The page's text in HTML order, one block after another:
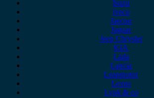
Isuzu
iveco
Jaecoo
Jaguar
Jeep Chrysler
KIA
Lada
Lancia
Leapmotor
Lexus
Lynk & co